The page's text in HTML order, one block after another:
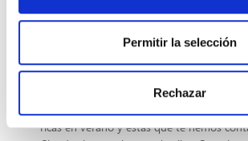
Permitir la selección
Rechazar
El verano, para
sabor
No diréis que no tenemos posibilidades
ricas en verano y estas que te hemos